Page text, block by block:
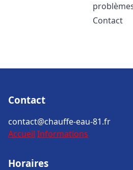
Contact
Contact
contact@chauffe-eau-81.fr
Accueil Informations
Horaires